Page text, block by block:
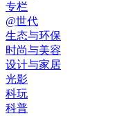
专栏
@世代
生态与环保
时尚与美容
设计与家居
光影
科玩
科普